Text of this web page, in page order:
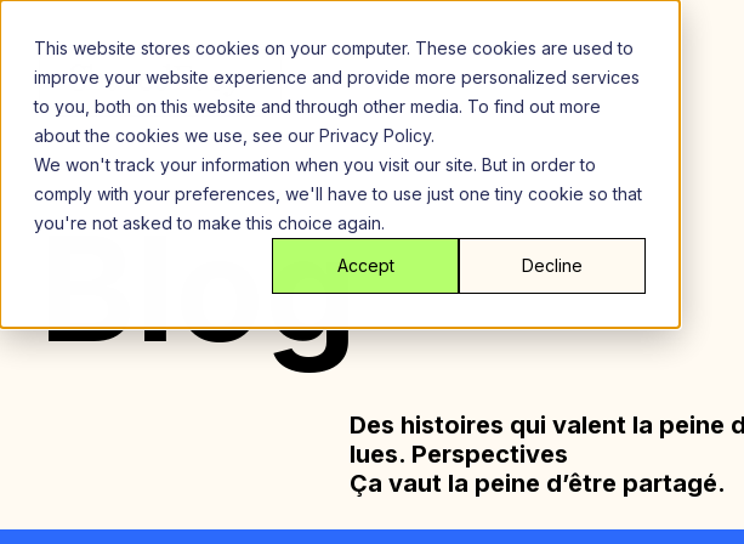
This website stores cookies on your computer. These cookies are used to
improve your website experience and provide more personalized services
to you, both on this website and through other media. To find out more
about the cookies we use, see our Privacy Policy.
We won't track your information when you visit our site. But in order to
comply with your preferences, we'll have to use just one tiny cookie so that
you're not asked to make this choice again.
Accept Decline
Aller
contenu
Blog
Des histoires qui valent la peine
lues. Perspectives
Ça vaut la peine d’être partagé.